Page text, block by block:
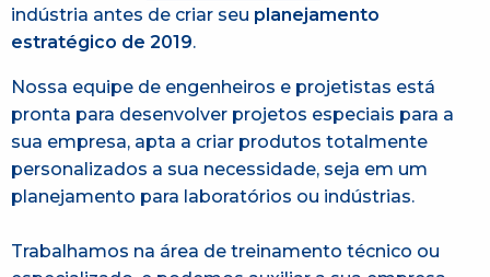
indústria antes de criar seu planejamento
estratégico de 2019.
Nossa equipe de engenheiros e projetistas está
pronta para desenvolver projetos especiais para a
sua empresa, apta a criar produtos totalmente
personalizados a sua necessidade, seja em um
planejamento para laboratórios ou indústrias.
Trabalhamos na área de treinamento técnico ou